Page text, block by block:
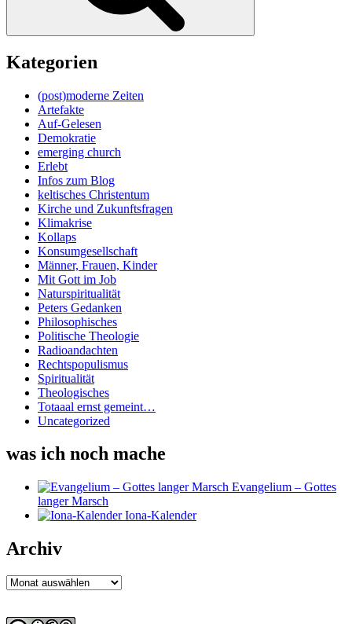
Kategorien
(post)moderne Zeiten
Artefakte
Auf-Gelesen
Demokratie
emerging church
Erlebt
Infos zum Blog
keltisches Christentum
Kirche und Zukunftsfragen
Klimakrise
Kollaps
Konsumgesellschaft
Männer, Frauen, Kinder
Mit Gott im Job
Naturspiritualität
Peters Gedanken
Philosophisches
Politische Theologie
Radioandachten
Rechtspopulismus
Spiritualität
Theologisches
Totaaal ernst gemeint…
Uncategorized
was ich noch mache
Evangelium – Gottes
langer Marsch
Iona-Kalender
Archiv
Archiv